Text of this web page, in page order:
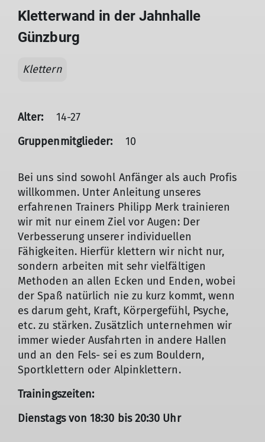
Kletterwand in der Jahnhalle
Günzburg
Klettern
Alter:
14-27
Gruppenmitglieder:
10
Bei uns sind sowohl Anfänger als auch Profis
willkommen. Unter Anleitung unseres
erfahrenen Trainers Philipp Merk trainieren
wir mit nur einem Ziel vor Augen: Der
Verbesserung unserer individuellen
Fähigkeiten. Hierfür klettern wir nicht nur,
sondern arbeiten mit sehr vielfältigen
Methoden an allen Ecken und Enden, wobei
der Spaß natürlich nie zu kurz kommt, wenn
es darum geht, Kraft, Körpergefühl, Psyche,
etc. zu stärken. Zusätzlich unternehmen wir
immer wieder Ausfahrten in andere Hallen
und an den Fels- sei es zum Bouldern,
Sportklettern oder Alpinklettern.
Trainingszeiten:
Dienstags von 18:30 bis 20:30 Uhr